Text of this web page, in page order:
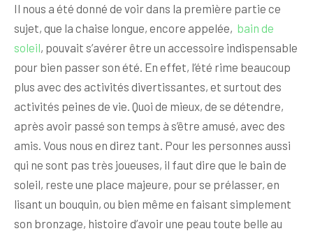
Il nous a été donné de voir dans la première partie ce
sujet, que la chaise longue, encore appelée, bain de
soleil, pouvait s’avérer être un accessoire indispensable
pour bien passer son été. En effet, l’été rime beaucoup
plus avec des activités divertissantes, et surtout des
activités peines de vie. Quoi de mieux, de se détendre,
après avoir passé son temps à s’être amusé, avec des
amis. Vous nous en direz tant. Pour les personnes aussi
qui ne sont pas très joueuses, il faut dire que le bain de
soleil, reste une place majeure, pour se prélasser, en
lisant un bouquin, ou bien même en faisant simplement
son bronzage, histoire d’avoir une peau toute belle au